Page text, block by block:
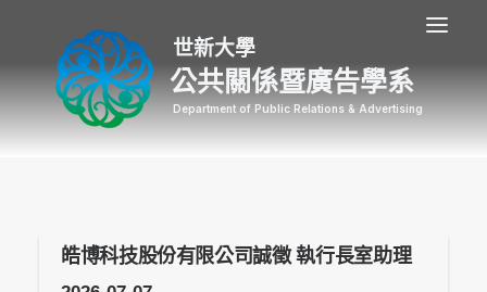
公共關係暨廣告學系
皓博科技股份有限公司誠徵 執行長室助理